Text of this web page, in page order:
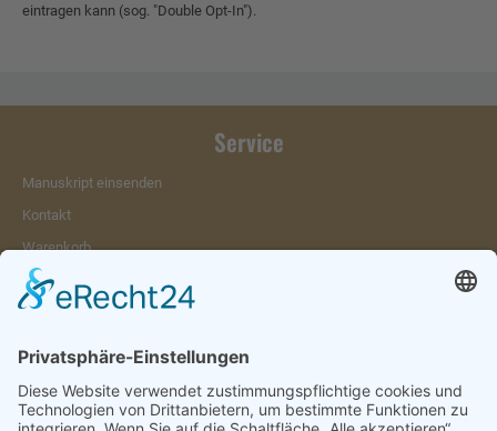
eintragen kann (sog. "Double Opt-In").
Service
Manuskript einsenden
Kontakt
Warenkorb
Konto
Merkzettel
Vertrag widerrufen